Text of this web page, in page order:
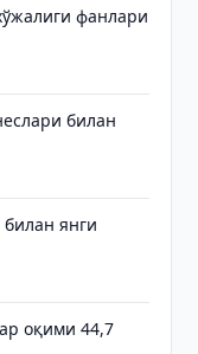
фанлари
билан
янги
оқими 44,7